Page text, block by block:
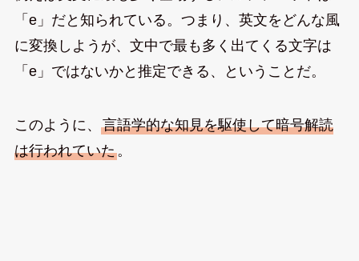
「e」だと知られている。つまり、英文をどんな風
に変換しようが、文中で最も多く出てくる文字は
「e」ではないかと推定できる、ということだ。
このように、 言語学的な知見を駆使して暗号解読
は行われていた。